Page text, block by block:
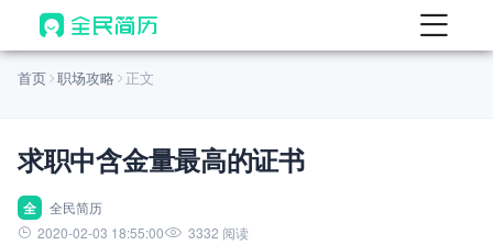
首页
AI 生成简历
AI 优化简历
首页 职场攻略 正文
求职中含金量最高的证书
全
全民简历
2020-02-03 18:55:00
3332 阅读